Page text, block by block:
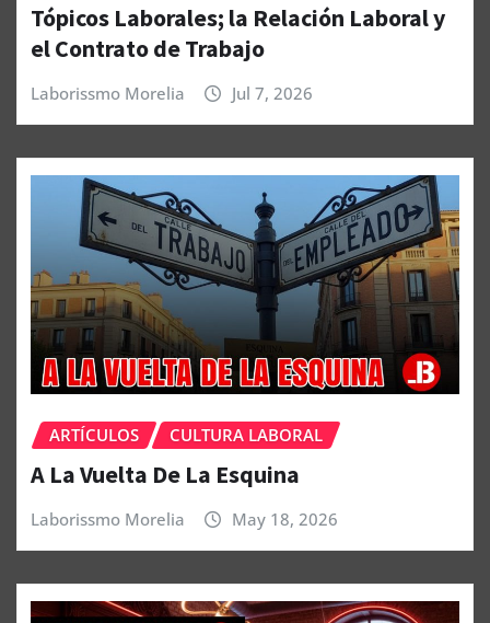
Tópicos Laborales; la Relación Laboral y
el Contrato de Trabajo
Laborissmo Morelia Jul 7, 2026
ARTÍCULOS CULTURA LABORAL
A La Vuelta De La Esquina
Laborissmo Morelia May 18, 2026